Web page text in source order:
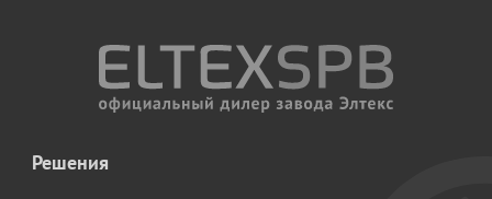
Решения